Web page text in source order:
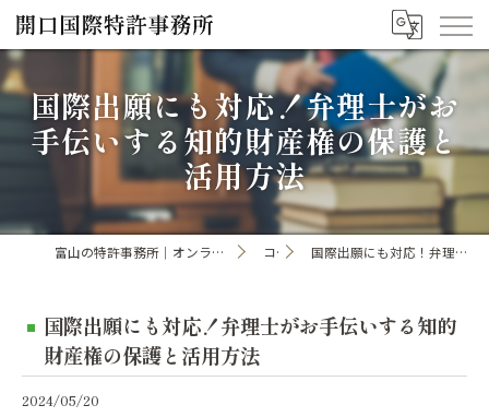
国際出願にも対応！弁理士がお
手伝いする知的財産権の保護と
活用方法
富山の特許事務所｜オンライン手続き・申請・出願なら「開口国際特許事務所」 コラム 国際出願にも対応！弁理士がお手伝いする知的財産権の保護と活用方法
国際出願にも対応！弁理士がお手伝いする知的
財産権の保護と活用方法
2024/05/20